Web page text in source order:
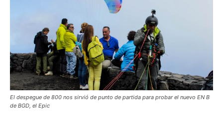
El despegue de 800 nos sirvió de punto de partida para probar el nuevo EN B
de BGD, el Epic